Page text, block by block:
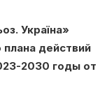
Україна»
плана действий
2030 годы от